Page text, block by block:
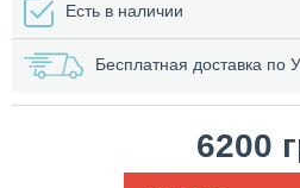
Есть в наличии
Бесплатная доставка по
6200